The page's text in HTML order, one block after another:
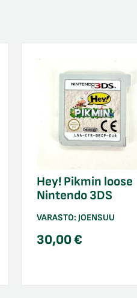
Hey! Pikmin loose
Nintendo 3DS
VARASTO: JOENSUU
30,00€